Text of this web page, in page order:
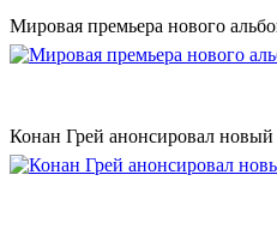
Мировая премьера нового
Конан Грей анонсировал новый